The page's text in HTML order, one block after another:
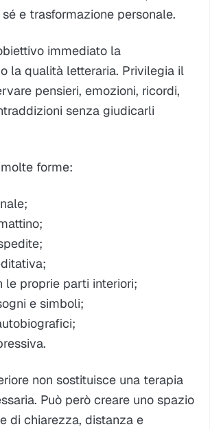
e trasformazione personale.
immediato la
la qualità letteraria. Privilegia il
pensieri, emozioni, ricordi,
senza giudicarli
forme:
le proprie parti interiori;
e simboli;
non sostituisce una terapia
Può però creare uno spazio
di chiarezza, distanza e